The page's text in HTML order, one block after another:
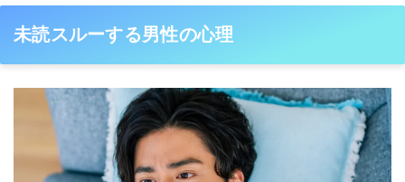
未読スルーする男性の心理